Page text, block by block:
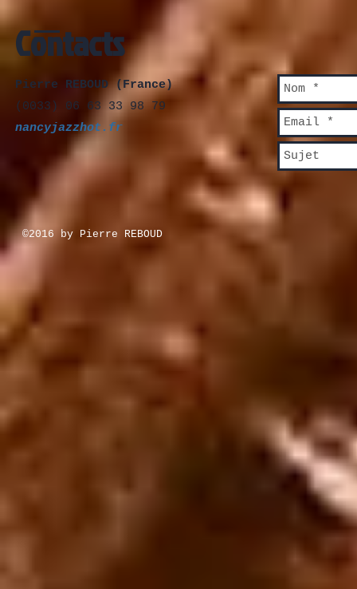
Pierre REBOUD (France)
(0033) 06 63 33 98 79
nancyjazzhot.fr
Contacts
©2016 by Pierre REBOUD